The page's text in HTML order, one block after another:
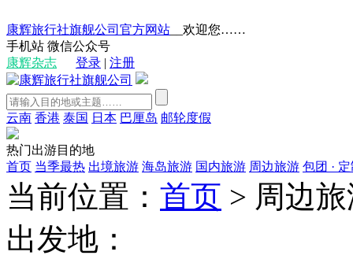
康辉旅行社旗舰公司官方网站 __欢迎您……
手机站 微信公众号
康辉杂志
登录 | 注册
云南 香港 泰国 日本 巴厘岛 邮轮度假
热门出游目的地
首页 当季最热 出境旅游 海岛旅游 国内旅游 周边旅游 包团 ·
当前位置： 首页 > 周边
出发地：